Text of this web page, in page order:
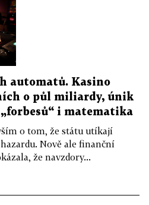
automatů. Kasino
o půl miliardy, únik
i matematika
o tom, že státu utíkají
Nově ale finanční
že navzdory...